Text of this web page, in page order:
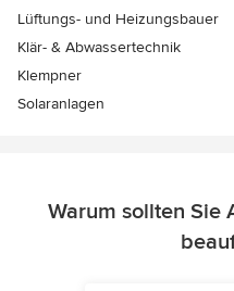
Lüftungs- und Heizungsbauer
Klär- & Abwassertechnik
Klempner
Solaranlagen
Warum sollten Sie